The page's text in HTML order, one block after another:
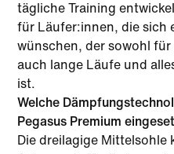
tägliche Training
für Läufer:innen, die sich
wünschen, der sowohl
auch lange Läufe und
ist.
Welche
Pegasus Premium
Die dreilagige Mittelsohle